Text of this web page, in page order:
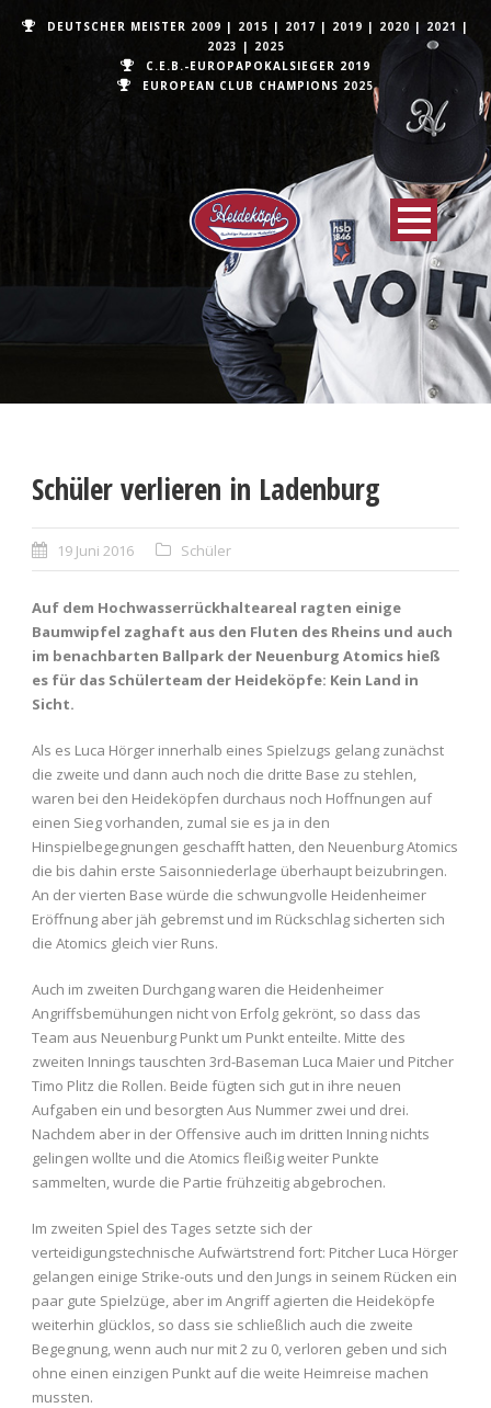
DEUTSCHER MEISTER 2009 | 2015 | 2017 | 2019 | 2020 | 2021 |
2023 | 2025
C.E.B.-EUROPAPOKALSIEGER 2019
EUROPEAN CLUB CHAMPIONS 2025
Schüler verlieren in Ladenburg
19 Juni 2016 Schüler
Auf dem Hochwasserrückhalteareal ragten einige
Baumwipfel zaghaft aus den Fluten des Rheins und auch
im benachbarten Ballpark der Neuenburg Atomics hieß
es für das Schülerteam der Heideköpfe: Kein Land in
Sicht.
Als es Luca Hörger innerhalb eines Spielzugs gelang zunächst
die zweite und dann auch noch die dritte Base zu stehlen,
waren bei den Heideköpfen durchaus noch Hoffnungen auf
einen Sieg vorhanden, zumal sie es ja in den
Hinspielbegegnungen geschafft hatten, den Neuenburg Atomics
die bis dahin erste Saisonniederlage überhaupt beizubringen.
An der vierten Base würde die schwungvolle Heidenheimer
Eröffnung aber jäh gebremst und im Rückschlag sicherten sich
die Atomics gleich vier Runs.
Auch im zweiten Durchgang waren die Heidenheimer
Angriffsbemühungen nicht von Erfolg gekrönt, so dass das
Team aus Neuenburg Punkt um Punkt enteilte. Mitte des
zweiten Innings tauschten 3rd-Baseman Luca Maier und Pitcher
Timo Plitz die Rollen. Beide fügten sich gut in ihre neuen
Aufgaben ein und besorgten Aus Nummer zwei und drei.
Nachdem aber in der Offensive auch im dritten Inning nichts
gelingen wollte und die Atomics fleißig weiter Punkte
sammelten, wurde die Partie frühzeitig abgebrochen.
Im zweiten Spiel des Tages setzte sich der
verteidigungstechnische Aufwärtstrend fort: Pitcher Luca Hörger
gelangen einige Strike-outs und den Jungs in seinem Rücken ein
paar gute Spielzüge, aber im Angriff agierten die Heideköpfe
weiterhin glücklos, so dass sie schließlich auch die zweite
Begegnung, wenn auch nur mit 2 zu 0, verloren geben und sich
ohne einen einzigen Punkt auf die weite Heimreise machen
mussten.